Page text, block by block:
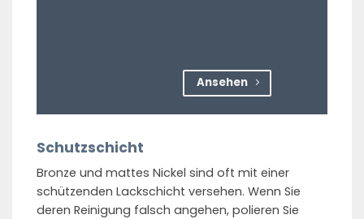
Ansehen
Schutzschicht
Bronze und mattes Nickel sind oft mit einer
schützenden Lackschicht versehen. Wenn Sie
deren Reinigung falsch angehen, polieren Sie